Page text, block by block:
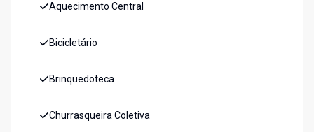
Aquecimento Central
Bicicletário
Brinquedoteca
Churrasqueira Coletiva